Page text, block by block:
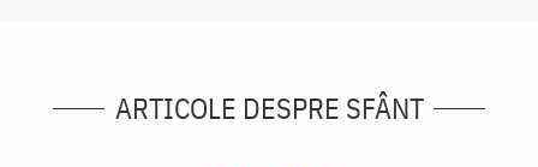
ARTICOLE DESPRE SFÂNT